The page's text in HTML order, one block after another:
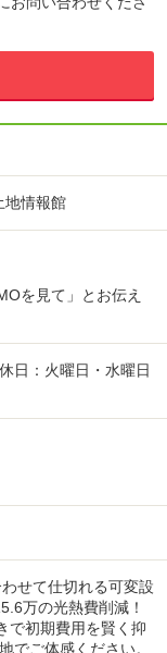
地情報館
を見て」とお伝え
日：火曜日・水曜日
せて仕切れる可変設
万の光熱費削減！
で初期費用を賢く抑
でご体感ください。